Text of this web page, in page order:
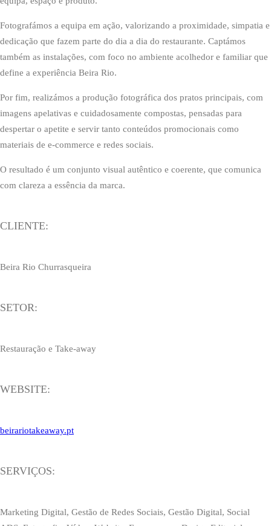
Fotografámos a equipa em ação, valorizando a proximidade, simpatia e
dedicação que fazem parte do dia a dia do restaurante. Captámos
também as instalações, com foco no ambiente acolhedor e familiar que
define a experiência Beira Rio.
Por fim, realizámos a produção fotográfica dos pratos principais, com
imagens apelativas e cuidadosamente compostas, pensadas para
despertar o apetite e servir tanto conteúdos promocionais como
materiais de e-commerce e redes sociais.
O resultado é um conjunto visual autêntico e coerente, que comunica
com clareza a essência da marca.
CLIENTE:
Beira Rio Churrasqueira
SETOR:
Restauração e Take-away
WEBSITE:
beirariotakeaway.pt
SERVIÇOS:
Marketing Digital, Gestão de Redes Sociais, Gestão Digital, Social